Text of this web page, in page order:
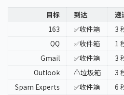
目标 到达
递
163
✅收件箱
3
QQ
✅收件箱
1
Gmail
✅收件箱
3
Outlook
⚠️垃圾箱
3
Spam Experts
✅收件箱 6